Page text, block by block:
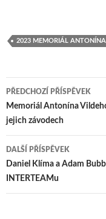
2023 MEMORIÁL
Navigace
pro
příspěvek
PŘEDCHOZÍ PŘÍSPĚVEK
Memoriál Antonína
jejich závodech
DALŠÍ PŘÍSPĚVEK
Daniel Klíma a Adam
INTERTEAMu